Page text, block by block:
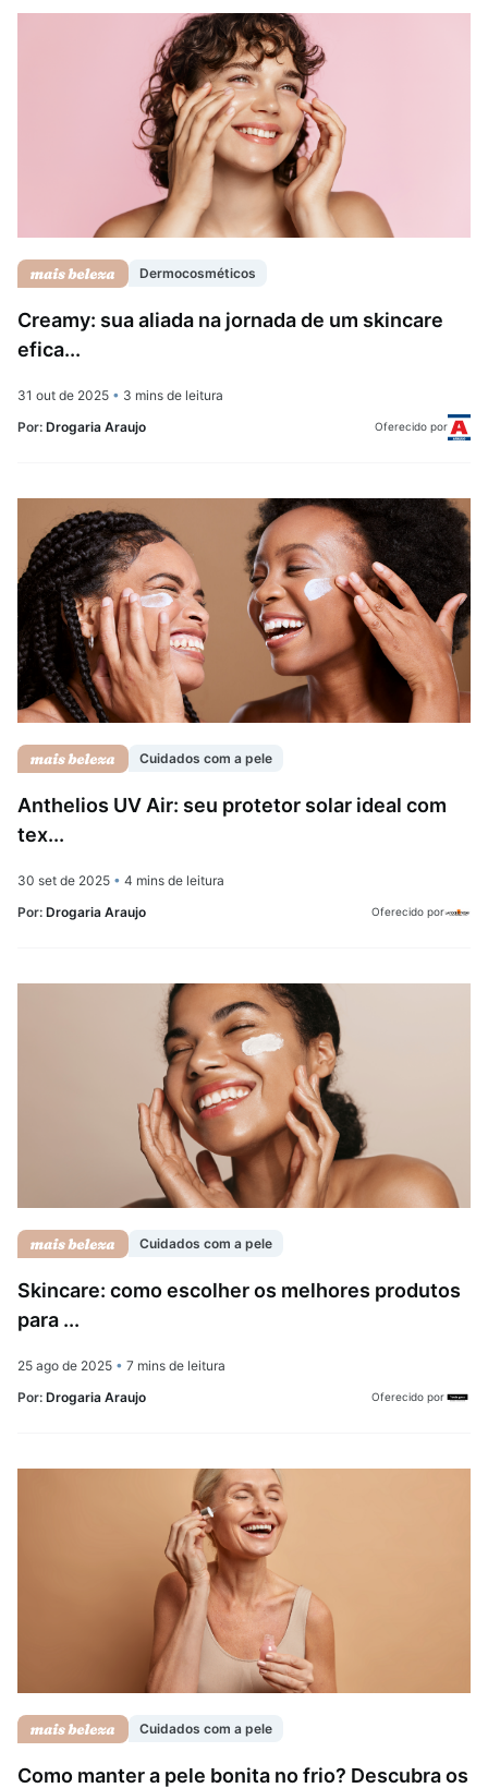
Dermocosméticos
Creamy: sua aliada na jornada de um skincare
efica...
31 out de 2025 • 3 mins de leitura
Por: Drogaria Araujo Oferecido por
Cuidados com a pele
Anthelios UV Air: seu protetor solar ideal com
tex...
30 set de 2025 • 4 mins de leitura
Por: Drogaria Araujo Oferecido por
Cuidados com a pele
Skincare: como escolher os melhores produtos
para ...
25 ago de 2025 • 7 mins de leitura
Por: Drogaria Araujo Oferecido por
Cuidados com a pele
Como manter a pele bonita no frio? Descubra os